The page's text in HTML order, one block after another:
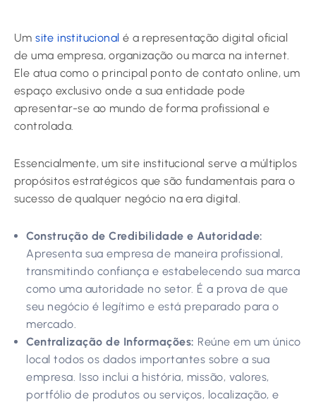
Umsite institucional é a representação digital oficial
de uma empresa, organização ou marca na internet.
Ele atua como o principal ponto de contato online, um
espaço exclusivo onde a sua entidade pode
apresentar-se ao mundo de forma profissional e
controlada.
Essencialmente, um site institucional serve a múltiplos
propósitos estratégicos que são fundamentais para o
sucesso de qualquer negócio na era digital.
Construção de Credibilidade e Autoridade:
Apresenta sua empresa de maneira profissional,
transmitindo confiança e estabelecendo sua marca
como uma autoridade no setor. É a prova de que
seu negócio é legítimo e está preparado para o
mercado.
Centralização de Informações: Reúne em um único
local todos os dados importantes sobre a sua
empresa. Isso inclui a história, missão, valores,
portfólio de produtos ou serviços, localização, e